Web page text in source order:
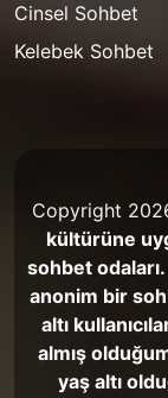
Cinsel Sohbet
Kelebek Sohbet
Copyright
kültürüne
sohbet
anonim bir
altı
almış
yaş altı